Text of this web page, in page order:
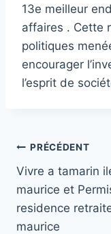
13e meilleur
affaires . Cette
politiques
encourager
l’esprit de
Navigation
de
l’article
PRÉCÉDENT
Vivre a tamarin
maurice et
residence
maurice